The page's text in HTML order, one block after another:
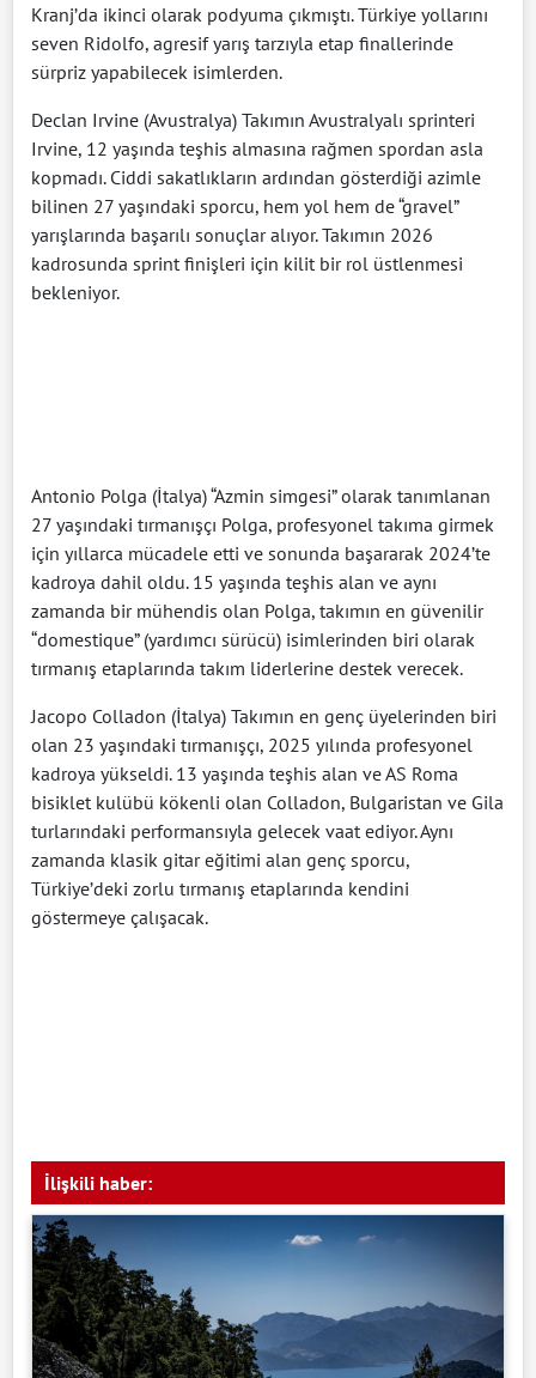
Kranj’da ikinci olarak podyuma çıkmıştı. Türkiye yollarını
seven Ridolfo, agresif yarış tarzıyla etap finallerinde
sürpriz yapabilecek isimlerden.
Declan Irvine (Avustralya) Takımın Avustralyalı sprinteri
Irvine, 12 yaşında teşhis almasına rağmen spordan asla
kopmadı. Ciddi sakatlıkların ardından gösterdiği azimle
bilinen 27 yaşındaki sporcu, hem yol hem de “gravel”
yarışlarında başarılı sonuçlar alıyor. Takımın 2026
kadrosunda sprint finişleri için kilit bir rol üstlenmesi
bekleniyor.
Antonio Polga (İtalya) “Azmin simgesi” olarak tanımlanan
27 yaşındaki tırmanışçı Polga, profesyonel takıma girmek
için yıllarca mücadele etti ve sonunda başararak 2024’te
kadroya dahil oldu. 15 yaşında teşhis alan ve aynı
zamanda bir mühendis olan Polga, takımın en güvenilir
“domestique” (yardımcı sürücü) isimlerinden biri olarak
tırmanış etaplarında takım liderlerine destek verecek.
Jacopo Colladon (İtalya) Takımın en genç üyelerinden biri
olan 23 yaşındaki tırmanışçı, 2025 yılında profesyonel
kadroya yükseldi. 13 yaşında teşhis alan ve AS Roma
bisiklet kulübü kökenli olan Colladon, Bulgaristan ve Gila
turlarındaki performansıyla gelecek vaat ediyor. Aynı
zamanda klasik gitar eğitimi alan genç sporcu,
Türkiye’deki zorlu tırmanış etaplarında kendini
göstermeye çalışacak.
İlişkili haber: